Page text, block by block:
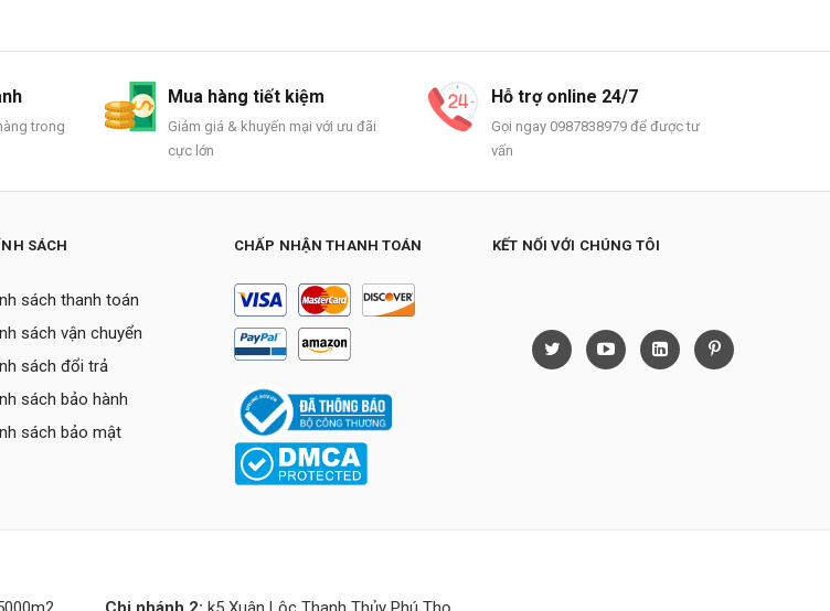
trong
Mua hàng tiết kiệm
Giảm giá & khuyến mại với ưu đãi
cực lớn
Hỗ trợ online 24/7
Gọi ngay 0987838979 để được tư
vấn
SÁCH
sách thanh toán
sách vận chuyển
sách đổi trả
sách bảo hành
sách bảo mật
CHẤP NHẬN THANH TOÁN KẾT NỐI VỚI CHÚNG TÔI